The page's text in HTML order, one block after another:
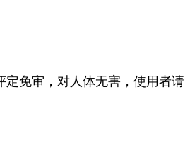
定免审，对人体无害，使用者请